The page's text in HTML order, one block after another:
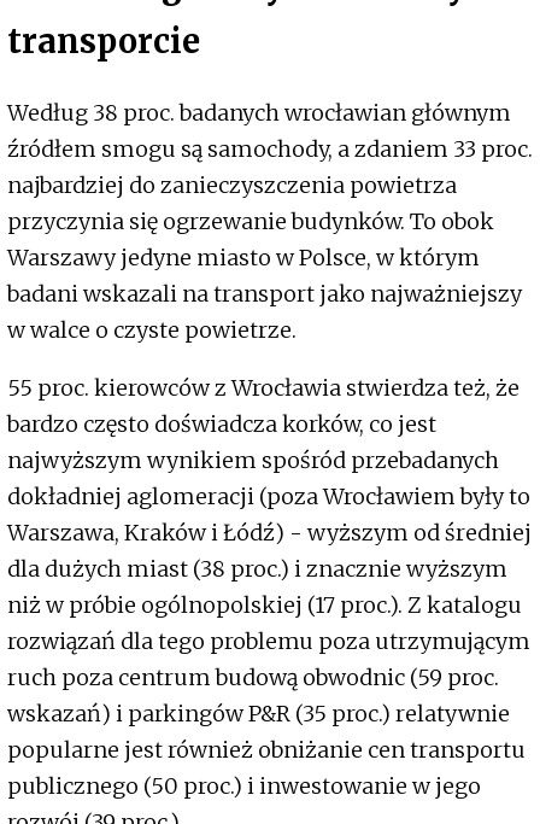
transporcie
Według 38 proc. badanych wrocławian głównym
źródłem smogu są samochody, a zdaniem 33 proc.
najbardziej do zanieczyszczenia powietrza
przyczynia się ogrzewanie budynków. To obok
Warszawy jedyne miasto w Polsce, w którym
badani wskazali na transport jako najważniejszy
w walce o czyste powietrze.
55 proc. kierowców z Wrocławia stwierdza też, że
bardzo często doświadcza korków, co jest
najwyższym wynikiem spośród przebadanych
dokładniej aglomeracji (poza Wrocławiem były to
Warszawa, Kraków i Łódź) - wyższym od średniej
dla dużych miast (38 proc.) i znacznie wyższym
niż w próbie ogólnopolskiej (17 proc.). Z katalogu
rozwiązań dla tego problemu poza utrzymującym
ruch poza centrum budową obwodnic (59 proc.
wskazań) i parkingów P&R (35 proc.) relatywnie
popularne jest również obniżanie cen transportu
publicznego (50 proc.) i inwestowanie w jego